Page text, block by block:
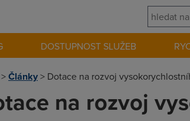
DOSTUPNOST SLUŽEB
>Články> Dotace na rozvoj
na rozvoj